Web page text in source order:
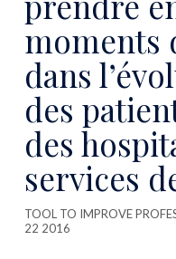
moments
dans
des
des
services
TOOL TO IMPROVE
22 2016